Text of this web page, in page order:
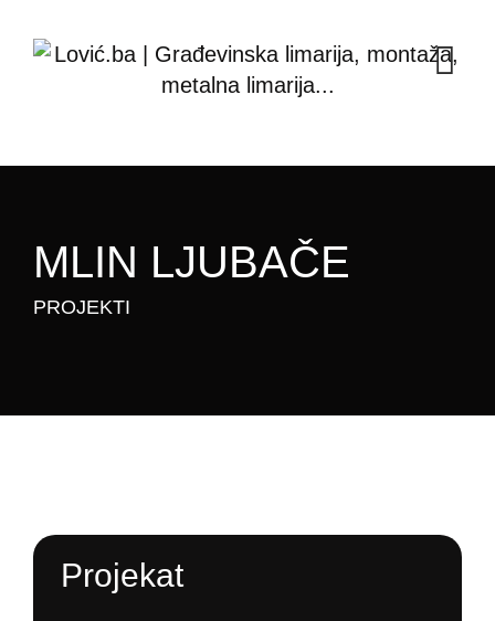
MLIN LJUBAČE
PROJEKTI
Projekat